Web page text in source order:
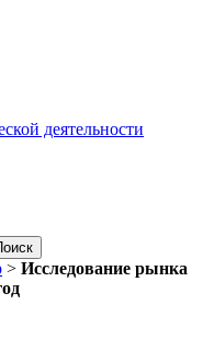
деятельности
> Исследование рынка